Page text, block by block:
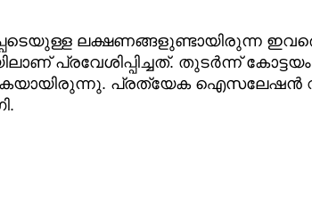
ലക്ഷണങ്ങളുണ്ടായിരുന്ന
പ്രവേശിപ്പിച്ചത്. തുടർന്ന്
പ്രത്യേക ഐസലേഷൻ